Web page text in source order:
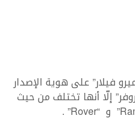
فيلار” على هوية الإصدار
إلّا أنها تختلف من حيث